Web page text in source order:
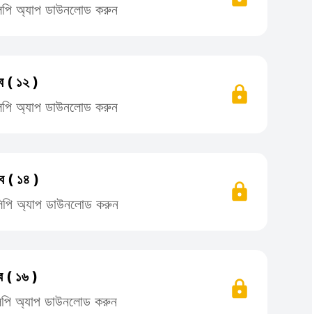
অ্যাপ ডাউনলোড করুন
( ১২ )
অ্যাপ ডাউনলোড করুন
( ১৪ )
অ্যাপ ডাউনলোড করুন
( ১৬ )
অ্যাপ ডাউনলোড করুন